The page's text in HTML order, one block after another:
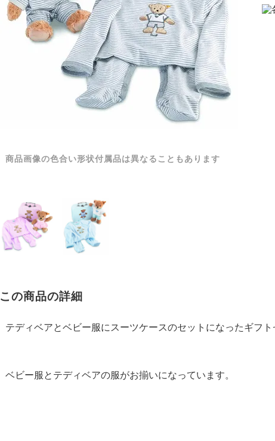
商品画像の色合い形状付属品は異なることもあります
この商品の詳細
テディベアとベビー服にスーツケースのセットになったギフト
ベビー服とテディベアの服がお揃いになっています。